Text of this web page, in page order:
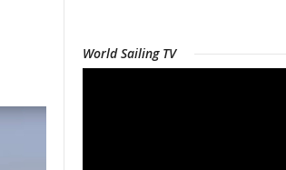
World Sailing TV